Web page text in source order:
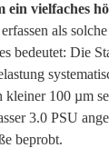
ein vielfaches
erfassen als
bedeutet: Die
kleiner 100 µm
3.0 PSU
beprobt.